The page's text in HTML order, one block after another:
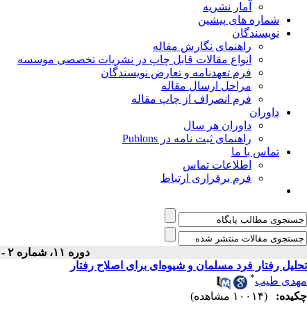
آمار نشریه
شماره های پیشین
نویسندگان
راهنمای نگارش مقاله
انواع مقالات قابل چاپ در نشریات تخصصی موسسه
فرم تعهدنامه و تعارض نویسندگان
مراحل ارسال مقاله
فرم انصراف از چاپ مقاله
داوران
داوران هر سال
راهنمای ثبت نامه در Publons
تماس با ما
اطلاعات تماس
فرم برقراری ارتباط
دوره ۱۱، شماره ۲ - ( تابستان ۱۳۷۶ )
تحلیل رفتار فرد مسلمان و شیوه‌ای برای اصلاح رفتار
مهدی طیب*
چکیده: (۱۰۰۱۴ مشاهده)